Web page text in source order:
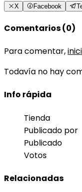
X Facebook
Comentarios (0)
Para comentar,
Todavía no hay
Info rápida
Tienda
Publicado por
Publicado
Votos
Relacionadas